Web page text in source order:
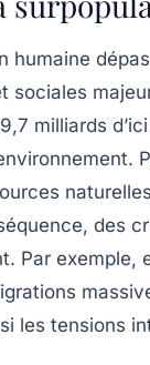
humaine
sociales
9,7 milliards
naturelles
des
Par exemple,
les tensions